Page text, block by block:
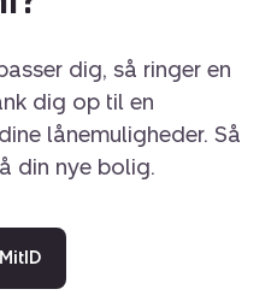
dig, så ringer en
dig op til en
lånemuligheder. Så
din nye bolig.